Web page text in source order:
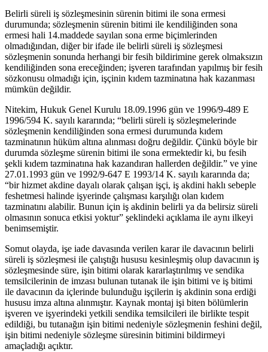
Belirli süreli iş sözleşmesinin sürenin bitimi ile sona ermesi
durumunda; sözleşmenin sürenin bitimi ile kendiliğinden sona
ermesi hali 14.maddede sayılan sona erme biçimlerinden
olmadığından, diğer bir ifade ile belirli süreli iş sözleşmesi
sözleşmenin sonunda herhangi bir fesih bildirimine gerek olmaksızın
kendiliğinden sona ereceğinden; işveren tarafından yapılmış bir fesih
sözkonusu olmadığı için, işçinin kıdem tazminatına hak kazanması
mümkün değildir.
Nitekim, Hukuk Genel Kurulu 18.09.1996 gün ve 1996/9-489 E
1996/594 K. sayılı kararında; “belirli süreli iş sözleşmelerinde
sözleşmenin kendiliğinden sona ermesi durumunda kıdem
tazminatının hüküm altına alınması doğru değildir. Çünkü böyle bir
durumda sözleşme sürenin bitimi ile sona ermektedir ki, bu fesih
şekli kıdem tazminatına hak kazandıran hallerden değildir.” ve yine
27.01.1993 gün ve 1992/9-647 E 1993/14 K. sayılı kararında da;
“bir hizmet akdine dayalı olarak çalışan işçi, iş akdini haklı sebeple
feshetmesi halinde işyerinde çalışması karşılığı olan kıdem
tazminatını alabilir. Bunun için iş akdinin belirli ya da belirsiz süreli
olmasının sonuca etkisi yoktur” şeklindeki açıklama ile aynı ilkeyi
benimsemiştir.
Somut olayda, işe iade davasında verilen karar ile davacının belirli
süreli iş sözleşmesi ile çalıştığı hususu kesinleşmiş olup davacının iş
sözleşmesinde süre, işin bitimi olarak kararlaştırılmış ve sendika
temsilcilerinin de imzası bulunan tutanak ile işin bitimi ve iş bitimi
ile davacının da içlerinde bulunduğu işçilerin iş akdinin sona erdiği
hususu imza altına alınmıştır. Kaynak montaj işi biten bölümlerin
işveren ve işyerindeki yetkili sendika temsilcileri ile birlikte tespit
edildiği, bu tutanağın işin bitimi nedeniyle sözleşmenin feshini değil,
işin bitimi nedeniyle sözleşme süresinin bitimini bildirmeyi
amaçladığı açıktır.